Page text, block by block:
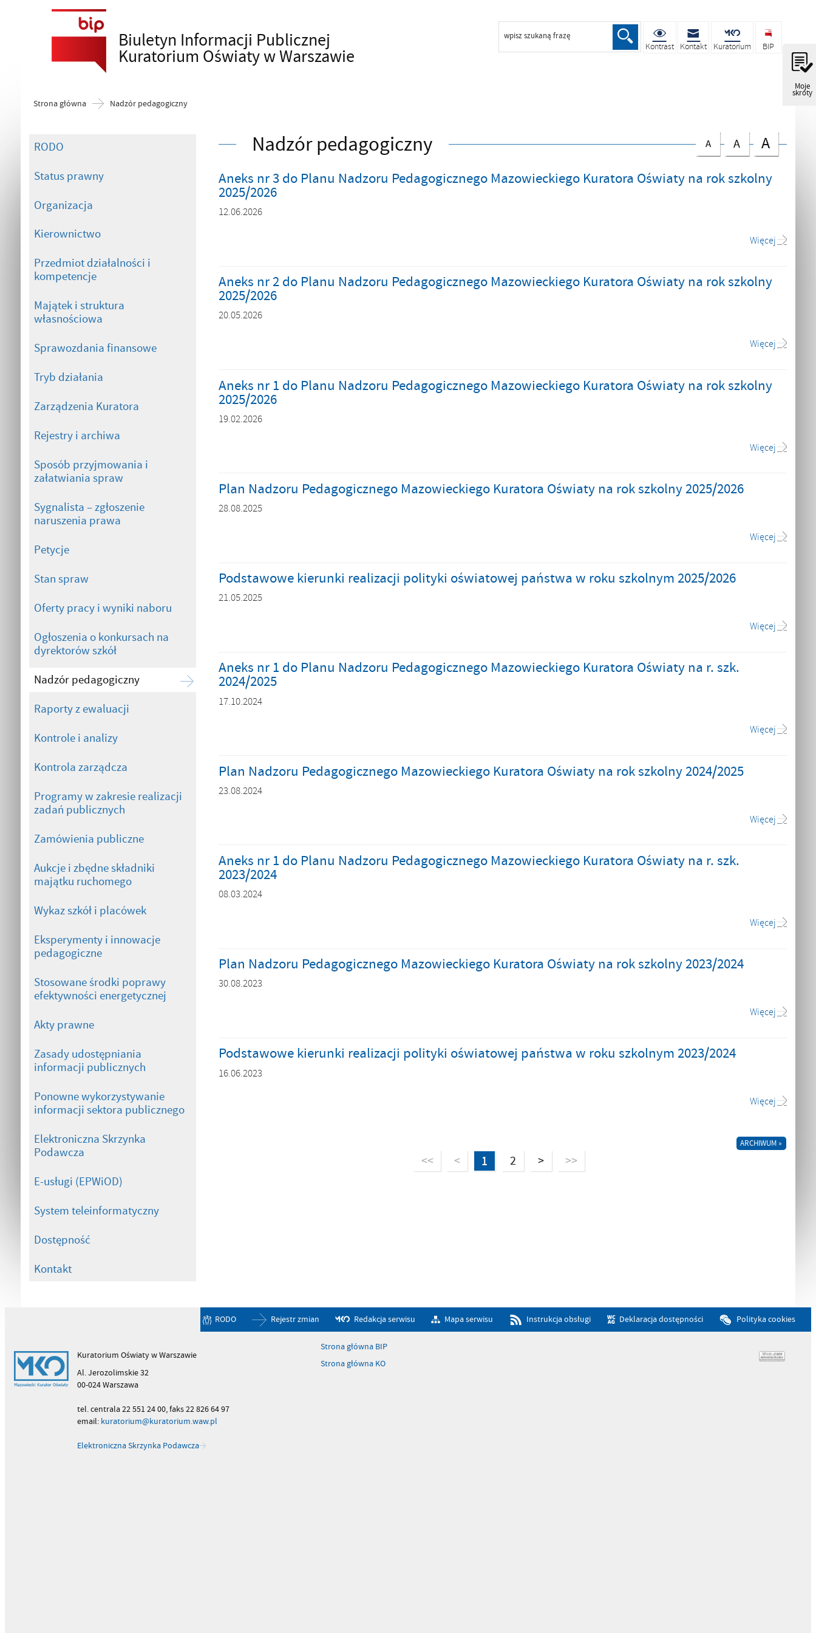
Moje
skróty
Biuletyn Informacji Publicznej
Kuratorium Oświaty w Warszawie
wpisz szukaną frazę
Szukaj
Kontrast Kontakt Kuratorium BIP
Strona główna Nadzór pedagogiczny
RODO
Status prawny
Organizacja
Kierownictwo
Przedmiot działalności i
kompetencje
Majątek i struktura
własnościowa
Sprawozdania finansowe
Tryb działania
Zarządzenia Kuratora
Rejestry i archiwa
Sposób przyjmowania i
załatwiania spraw
Sygnalista – zgłoszenie
naruszenia prawa
Petycje
Stan spraw
Oferty pracy i wyniki naboru
Ogłoszenia o konkursach na
dyrektorów szkół
Nadzór pedagogiczny
Raporty z ewaluacji
Kontrole i analizy
Kontrola zarządcza
Programy w zakresie realizacji
zadań publicznych
Zamówienia publiczne
Aukcje i zbędne składniki
majątku ruchomego
Wykaz szkół i placówek
Eksperymenty i innowacje
pedagogiczne
Stosowane środki poprawy
efektywności energetycznej
Akty prawne
Zasady udostępniania
informacji publicznych
Ponowne wykorzystywanie
informacji sektora publicznego
Elektroniczna Skrzynka
Podawcza
E-usługi (EPWiOD)
System teleinformatyczny
Dostępność
Kontakt
Nadzór pedagogiczny A A A
Aneks nr 3 do Planu Nadzoru Pedagogicznego Mazowieckiego Kuratora Oświaty na rok szkolny
2025/2026
12.06.2026
Więcej
Aneks nr 2 do Planu Nadzoru Pedagogicznego Mazowieckiego Kuratora Oświaty na rok szkolny
2025/2026
20.05.2026
Więcej
Aneks nr 1 do Planu Nadzoru Pedagogicznego Mazowieckiego Kuratora Oświaty na rok szkolny
2025/2026
19.02.2026
Więcej
Plan Nadzoru Pedagogicznego Mazowieckiego Kuratora Oświaty na rok szkolny 2025/2026
28.08.2025
Więcej
Podstawowe kierunki realizacji polityki oświatowej państwa w roku szkolnym 2025/2026
21.05.2025
Więcej
Aneks nr 1 do Planu Nadzoru Pedagogicznego Mazowieckiego Kuratora Oświaty na r. szk.
2024/2025
17.10.2024
Więcej
Plan Nadzoru Pedagogicznego Mazowieckiego Kuratora Oświaty na rok szkolny 2024/2025
23.08.2024
Więcej
Aneks nr 1 do Planu Nadzoru Pedagogicznego Mazowieckiego Kuratora Oświaty na r. szk.
2023/2024
08.03.2024
Więcej
Plan Nadzoru Pedagogicznego Mazowieckiego Kuratora Oświaty na rok szkolny 2023/2024
30.08.2023
Więcej
Podstawowe kierunki realizacji polityki oświatowej państwa w roku szkolnym 2023/2024
16.06.2023
Więcej
ARCHIWUM »
<< < 1 2 > >>
RODO Rejestr zmian Redakcja serwisu Mapa serwisu Instrukcja obsługi Deklaracja dostępności Polityka cookies
Kuratorium Oświaty w Warszawie
Al. Jerozolimskie 32
00-024 Warszawa
tel. centrala 22 551 24 00, faks 22 826 64 97
email: kuratorium@kuratorium.waw.pl
Elektroniczna Skrzynka Podawcza
Strona główna BIP
Strona główna KO